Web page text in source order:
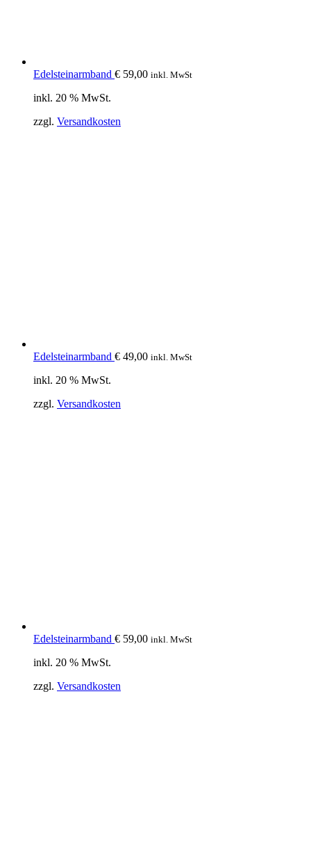
Edelsteinarmband € 59,00 inkl. MwSt
inkl. 20 % MwSt.
zzgl. Versandkosten
Edelsteinarmband € 49,00 inkl. MwSt
inkl. 20 % MwSt.
zzgl. Versandkosten
Edelsteinarmband € 59,00 inkl. MwSt
inkl. 20 % MwSt.
zzgl. Versandkosten